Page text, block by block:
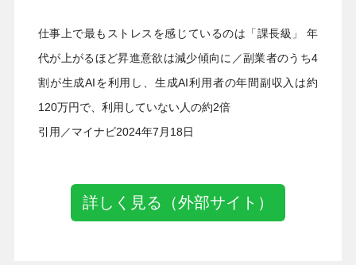
仕事上で最もストレスを感じているのは「課長級」 年
代が上がるほど昇進意欲は減少傾向に／副業者のうち4
割が生成AIを利用し、生成AI利用者の年間副収入は約
120万円で、利用していない人の約2倍
引用／マイナビ2024年7月18日
詳しく見る（外部サイト）